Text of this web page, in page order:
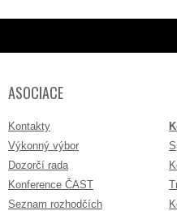
ASOCIACE
Kontakty
Výkonný výbor
Dozorčí rada
Konference ČAST
Seznam rozhodčích